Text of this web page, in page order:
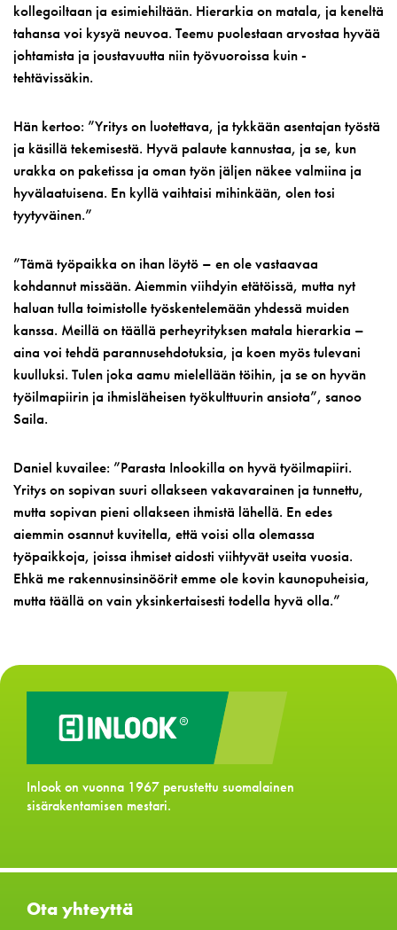
kollegoiltaan ja esimiehiltään. Hierarkia on matala, ja keneltä
tahansa voi kysyä neuvoa. Teemu puolestaan arvostaa hyvää
johtamista ja joustavuutta niin työvuoroissa kuin -
tehtävissäkin.
Hän kertoo: ”Yritys on luotettava, ja tykkään asentajan työstä
ja käsillä tekemisestä. Hyvä palaute kannustaa, ja se, kun
urakka on paketissa ja oman työn jäljen näkee valmiina ja
hyvälaatuisena. En kyllä vaihtaisi mihinkään, olen tosi
tyytyväinen.”
”Tämä työpaikka on ihan löytö – en ole vastaavaa
kohdannut missään. Aiemmin viihdyin etätöissä, mutta nyt
haluan tulla toimistolle työskentelemään yhdessä muiden
kanssa. Meillä on täällä perheyrityksen matala hierarkia –
aina voi tehdä parannusehdotuksia, ja koen myös tulevani
kuulluksi. Tulen joka aamu mielellään töihin, ja se on hyvän
työilmapiirin ja ihmisläheisen työkulttuurin ansiota”, sanoo
Saila.
Daniel kuvailee: ”Parasta Inlookilla on hyvä työilmapiiri.
Yritys on sopivan suuri ollakseen vakavarainen ja tunnettu,
mutta sopivan pieni ollakseen ihmistä lähellä. En edes
aiemmin osannut kuvitella, että voisi olla olemassa
työpaikkoja, joissa ihmiset aidosti viihtyvät useita vuosia.
Ehkä me rakennusinsinöörit emme ole kovin kaunopuheisia,
mutta täällä on vain yksinkertaisesti todella hyvä olla.”
Inlook on vuonna 1967 perustettu suomalainen
sisärakentamisen mestari.
Ota yhteyttä